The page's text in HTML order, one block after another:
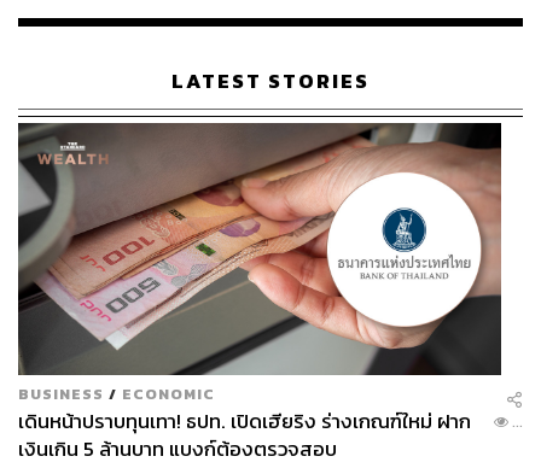
เรือนไทยที่ถูกซุกไว้
LATEST STORIES
BUSINESS / ECONOMIC
เดินหน้าปราบทุนเทา! ธปท. เปิดเฮียริง ร่างเกณฑ์ใหม่ ฝาก
เงินเกิน 5 ล้านบาท แบงก์ต้องตรวจสอบ
...